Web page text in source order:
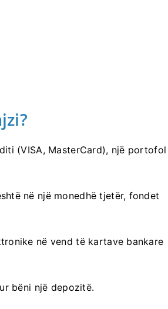
(VISA, MasterCard), një portofol
në një monedhë tjetër, fondet
në vend të kartave bankare
bëni një depozitë.